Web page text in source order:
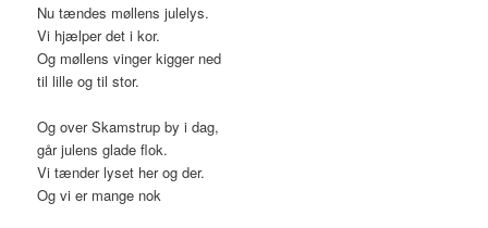
Nu tændes møllens julelys.
Vi hjælper det i kor.
Og møllens vinger kigger ned
til lille og til stor.
Og over Skamstrup by i dag,
går julens glade flok.
Vi tænder lyset her og der.
Og vi er mange nok